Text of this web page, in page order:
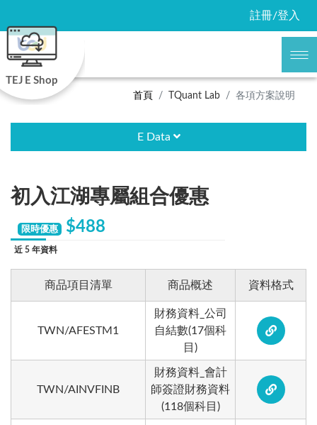
註冊/登入
TEJ E Shop
首頁
TQuant Lab 各項方案說明
E Data
初入江湖專屬組合優惠
限時優惠 $488
近 5 年資料
商品項目清單 商品概述 資料格式
TWN/AFESTM1
財務資料_公司
自結數(17個科
目)
TWN/AINVFINB
財務資料_會計
師簽證財務資料
(118個科目)